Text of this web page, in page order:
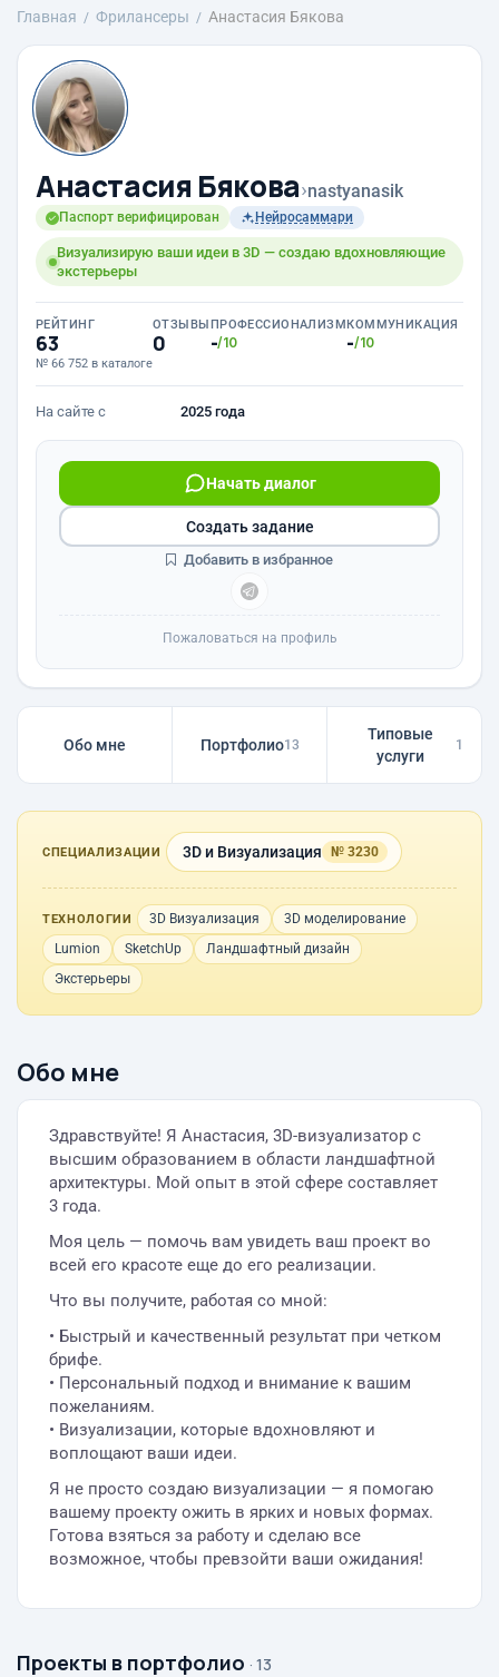
Главная Фрилансеры Анастасия Бякова
Анастасия Бякова›nastyanasik
Паспорт верифицирован Нейросаммари
Визуализирую ваши идеи в 3D — создаю вдохновляющие
экстерьеры
РЕЙТИНГ
63
№ 66 752 в каталоге
ОТЗЫВЫ
0
ПРОФЕССИОНАЛИЗМ
-/10
КОММУНИКАЦИЯ
-/10
На сайте с 2025 года
Начать диалог
Создать задание
Добавить в избранное
Пожаловаться на профиль
Обо мне Портфолио13
Типовые
услуги
1
СПЕЦИАЛИЗАЦИИ 3D и Визуализация № 3230
ТЕХНОЛОГИИ 3D Визуализация
3D моделирование
Lumion
SketchUp
Ландшафтный дизайн
Экстерьеры
Обо мне
Здравствуйте! Я Анастасия, 3D-визуализатор с
высшим образованием в области ландшафтной
архитектуры. Мой опыт в этой сфере составляет
3 года.
Моя цель — помочь вам увидеть ваш проект во
всей его красоте еще до его реализации.
Что вы получите, работая со мной:
• Быстрый и качественный результат при четком
брифе.
• Персональный подход и внимание к вашим
пожеланиям.
• Визуализации, которые вдохновляют и
воплощают ваши идеи.
Я не просто создаю визуализации — я помогаю
вашему проекту ожить в ярких и новых формах.
Готова взяться за работу и сделаю все
возможное, чтобы превзойти ваши ожидания!
Проекты в портфолио · 13